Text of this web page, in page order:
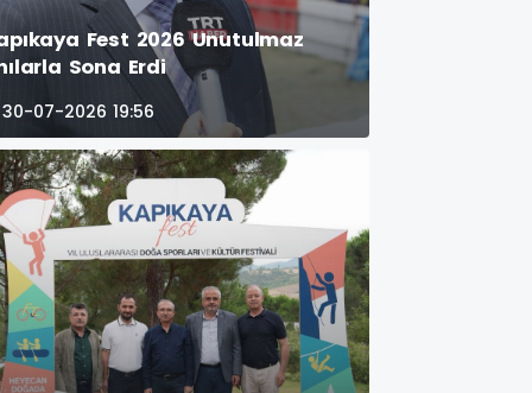
Fest 2026 Unutulmaz
Sona Erdi
30-07-2026 19:56